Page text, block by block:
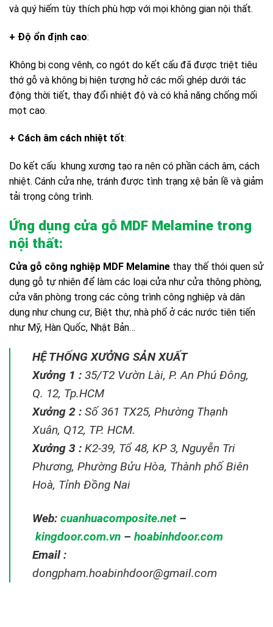
và quý hiếm tùy thích phù hợp với mọi không gian nội thất.
+ Độ ổn định cao:
Không bị cong vênh, co ngót do kết cấu đã được triệt tiêu
thớ gỗ và không bị hiện tượng hở các mối ghép dưới tác
động thời tiết, thay đổi nhiệt độ và có khả năng chống mối
mọt cao.
+ Cách âm cách nhiệt tốt:
Do kết cấu khung xương tạo ra nên có phần cách âm, cách
nhiệt. Cánh cửa nhẹ, tránh được tình trạng xệ bản lề và giảm
tải trọng công trình.
Ứng dụng cửa gỗ MDF Melamine trong
nội thất:
Cửa gỗ công nghiệp MDF Melamine thay thế thói quen sử
dụng gỗ tự nhiên để làm các loại cửa như cửa thông phòng,
cửa văn phòng trong các công trình công nghiệp và dân
dụng như chung cư, Biệt thự, nhà phố ở các nước tiên tiến
như Mỹ, Hàn Quốc, Nhật Bản…
HỆ THỐNG XƯỞNG SẢN XUẤT
Xưởng 1 : 35/T2 Vườn Lài, P. An Phú Đông,
Q. 12, Tp.HCM
Xưởng 2 : Số 361 TX25, Phường Thạnh
Xuân, Q12, TP. HCM.
Xưởng 3 : K2-39, Tổ 48, KP 3, Nguyễn Tri
Phương, Phường Bửu Hòa, Thành phố Biên
Hoà, Tỉnh Đồng Nai
Web: cuanhuacomposite.net–
kingdoor.com.vn – hoabinhdoor.com
Email :
dongpham.hoabinhdoor@gmail.com